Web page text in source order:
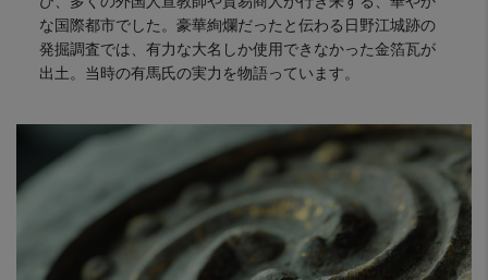
な国際都市でした。豪華絢爛だったと伝わる日野江城跡の
発掘調査では、有力な大名しか使用できなかった金箔瓦が
出土。当時の有馬氏の実力を物語っています。